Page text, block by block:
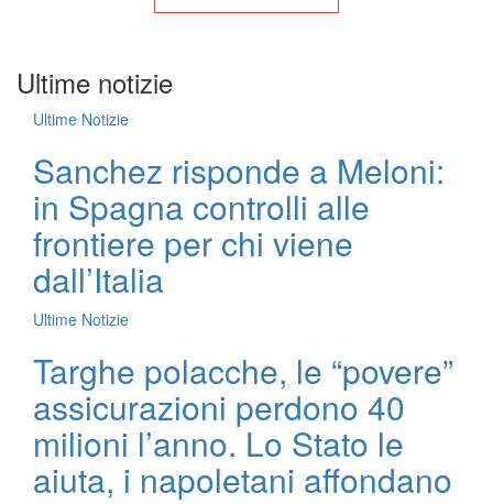
Ultime notizie
Ultime Notizie
Sanchez risponde a Meloni:
in Spagna controlli alle
frontiere per chi viene
dall’Italia
Ultime Notizie
Targhe polacche, le “povere”
assicurazioni perdono 40
milioni l’anno. Lo Stato le
aiuta, i napoletani affondano